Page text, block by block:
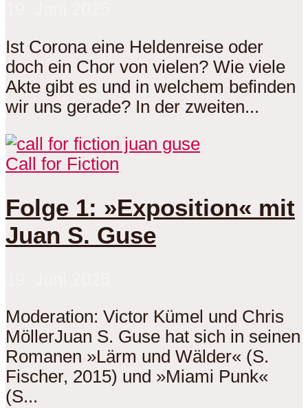
Ist Corona eine Heldenreise oder
doch ein Chor von vielen? Wie viele
Akte gibt es und in welchem befinden
wir uns gerade? In der zweiten...
Call for Fiction
Folge 1: »Exposition« mit
Juan S. Guse
Moderation: Victor Kümel und Chris
MöllerJuan S. Guse hat sich in seinen
Romanen »Lärm und Wälder« (S.
Fischer, 2015) und »Miami Punk«
(S...